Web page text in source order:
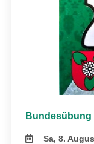
Bundesübung
Sa, 8.